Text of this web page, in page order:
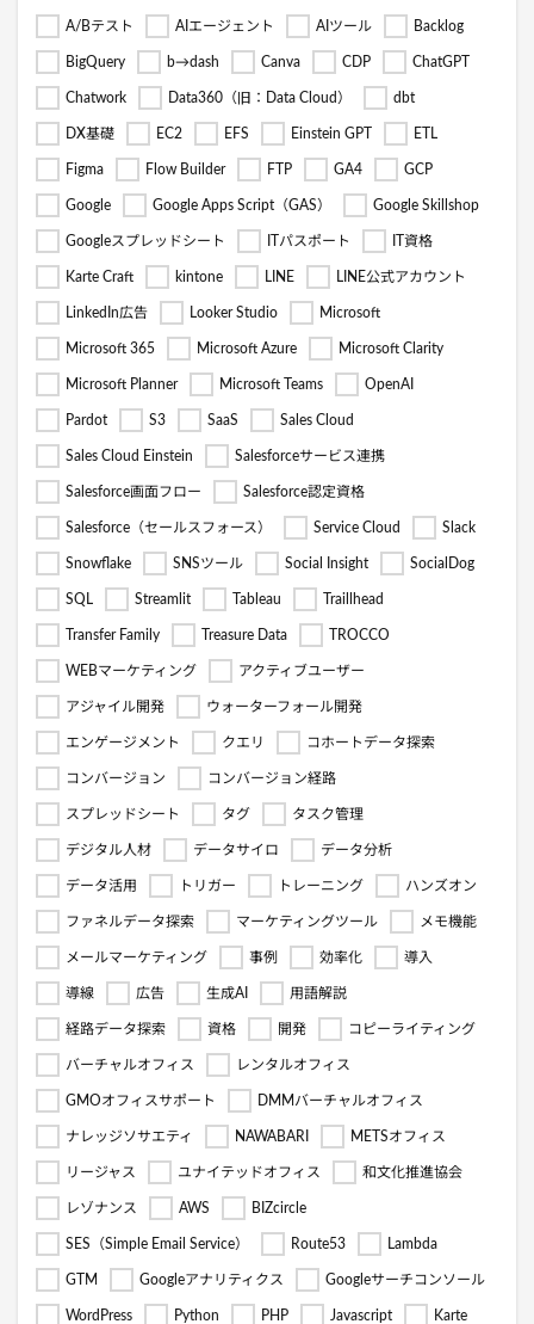
A/Bテスト AIエージェント AIツール Backlog
BigQuery b→dash Canva CDP ChatGPT
Chatwork Data360（旧：Data Cloud） dbt
DX基礎 EC2 EFS Einstein GPT ETL
Figma Flow Builder FTP GA4 GCP
Google Google Apps Script（GAS） Google Skillshop
Googleスプレッドシート ITパスポート IT資格
Karte Craft kintone LINE LINE公式アカウント
LinkedIn広告 Looker Studio Microsoft
Microsoft 365 Microsoft Azure Microsoft Clarity
Microsoft Planner Microsoft Teams OpenAI
Pardot S3 SaaS Sales Cloud
Sales Cloud Einstein Salesforceサービス連携
Salesforce画面フロー Salesforce認定資格
Salesforce（セールスフォース） Service Cloud Slack
Snowflake SNSツール Social Insight SocialDog
SQL Streamlit Tableau Traillhead
Transfer Family Treasure Data TROCCO
WEBマーケティング アクティブユーザー
アジャイル開発 ウォーターフォール開発
エンゲージメント クエリ コホートデータ探索
コンバージョン コンバージョン経路
スプレッドシート タグ タスク管理
デジタル人材 データサイロ データ分析
データ活用 トリガー トレーニング ハンズオン
ファネルデータ探索 マーケティングツール メモ機能
メールマーケティング 事例 効率化 導入
導線 広告 生成AI 用語解説
経路データ探索 資格 開発 コピーライティング
バーチャルオフィス レンタルオフィス
GMOオフィスサポート DMMバーチャルオフィス
ナレッジソサエティ NAWABARI METSオフィス
リージャス ユナイテッドオフィス 和文化推進協会
レゾナンス AWS BIZcircle
SES（Simple Email Service） Route53 Lambda
GTM Googleアナリティクス Googleサーチコンソール
WordPress Python PHP Javascript Karte